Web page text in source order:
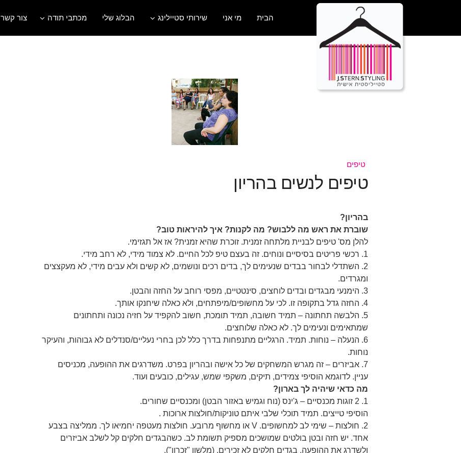
הבית מי אני שירותי סטיילינג הבלוג שלי מכתבי תודה צור קשר
טיפים
טיפים לנשים בהריון
בהריון?
שוברת את ראש מה ללבוש? מה לקנות? איך להיראות טוב?
להלן מס' טיפים לבניית מלתחה זמנית. זוכרת שהיא זמנית? אז אל תגזימי.
1. רכשי פריטים בסיסיים ונוחים. זה בעצם טיפ לכל החיים. לא צמוד מידי, לא רחב מידי.
2. השתדלי לבחור בבדים שנעימים לך, בדים רכים ונושמים, לא קשים ולא עבים מידי, לא מעקצצים
ומגרדים.
3. הימנעי מבגדים ובדים לוחצים, סינטטיים, מפסי רוחב על החזה והבטן.
4. החזה גדל בתקופה זו. לכי על מחשופים/מיפתחים, ולא כאלה שיחנקו אותך.
5. הלבשה תחתונה – תמיד חשובה, תמיד תומכת, חשוב להקפיד על חזיה נכונה ותחתונים
שמתאימים ונעימים לך. לא כאלה שלוחצים.
6. הנעלה – נוחות. תמיד. הרגליים מתנפחות בדרך כלל לכן בחרי נעליים/סנדלים לא גבוהות, והעיקר
נוחות.
7. אביזרים – זה מגרש המשחקים של כל אישה ובהריון בפרט. משדרגים את ההופעה, מכניסים
עניין. לדוגמא הוסיפי צמידים, תיקים, משקפי שמש, עגילים, כובעים ועוד.
מה כדאי שיהיה לך בארון?
1. 2 זוגות מכנסיים – ג'ינס (נוח וגמיש באזור הבטן) ומכנסיים שחורים.
הוסיפי טייצים. תמיד תוכלי שלבי איתם טוניקות/חולצות ארוכות .
2. חולצות – שימי לב למחשופים. V או מחשוף מרובע. חולצות מעטפה יחמיאו לך. ממליצה בצבע
אחד. יש חזה ובטן בולטים שמושכים מספיק תשומת לב. כשהבגדים חלקים קל לשלב אביזרים
ולשדרג את ההופעה. בגדים חלקים לא זכירים. (מלשון "זכרון").